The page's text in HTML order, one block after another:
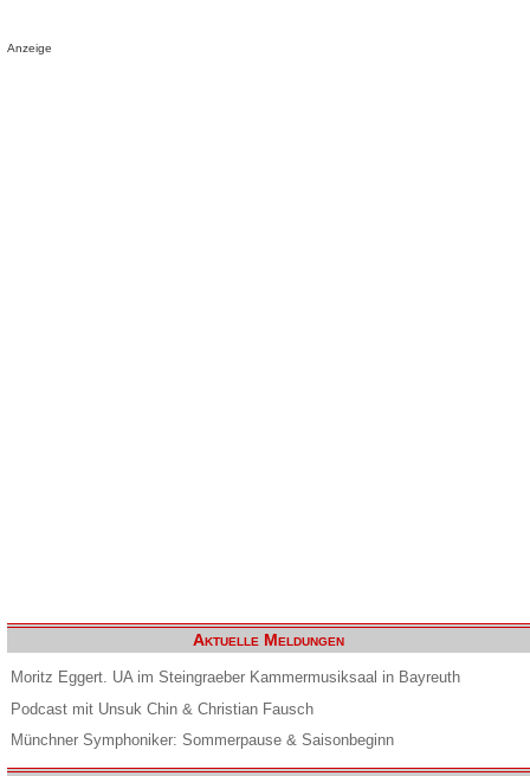
Anzeige
Aktuelle Meldungen
Moritz Eggert. UA im Steingraeber Kammermusiksaal in Bayreuth
Podcast mit Unsuk Chin & Christian Fausch
Münchner Symphoniker: Sommerpause & Saisonbeginn